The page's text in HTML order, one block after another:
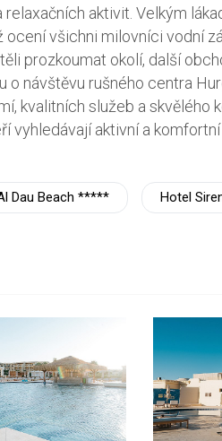
aktivit. Velkým
všichni milovníci vodní
prozkoumat okolí, další
o návštěvu rušného centra
kvalitních služeb a
vyhledávají aktivní a komfortní
Dau Beach ***** Hotel